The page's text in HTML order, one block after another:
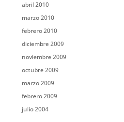
abril 2010
marzo 2010
febrero 2010
diciembre 2009
noviembre 2009
octubre 2009
marzo 2009
febrero 2009
julio 2004